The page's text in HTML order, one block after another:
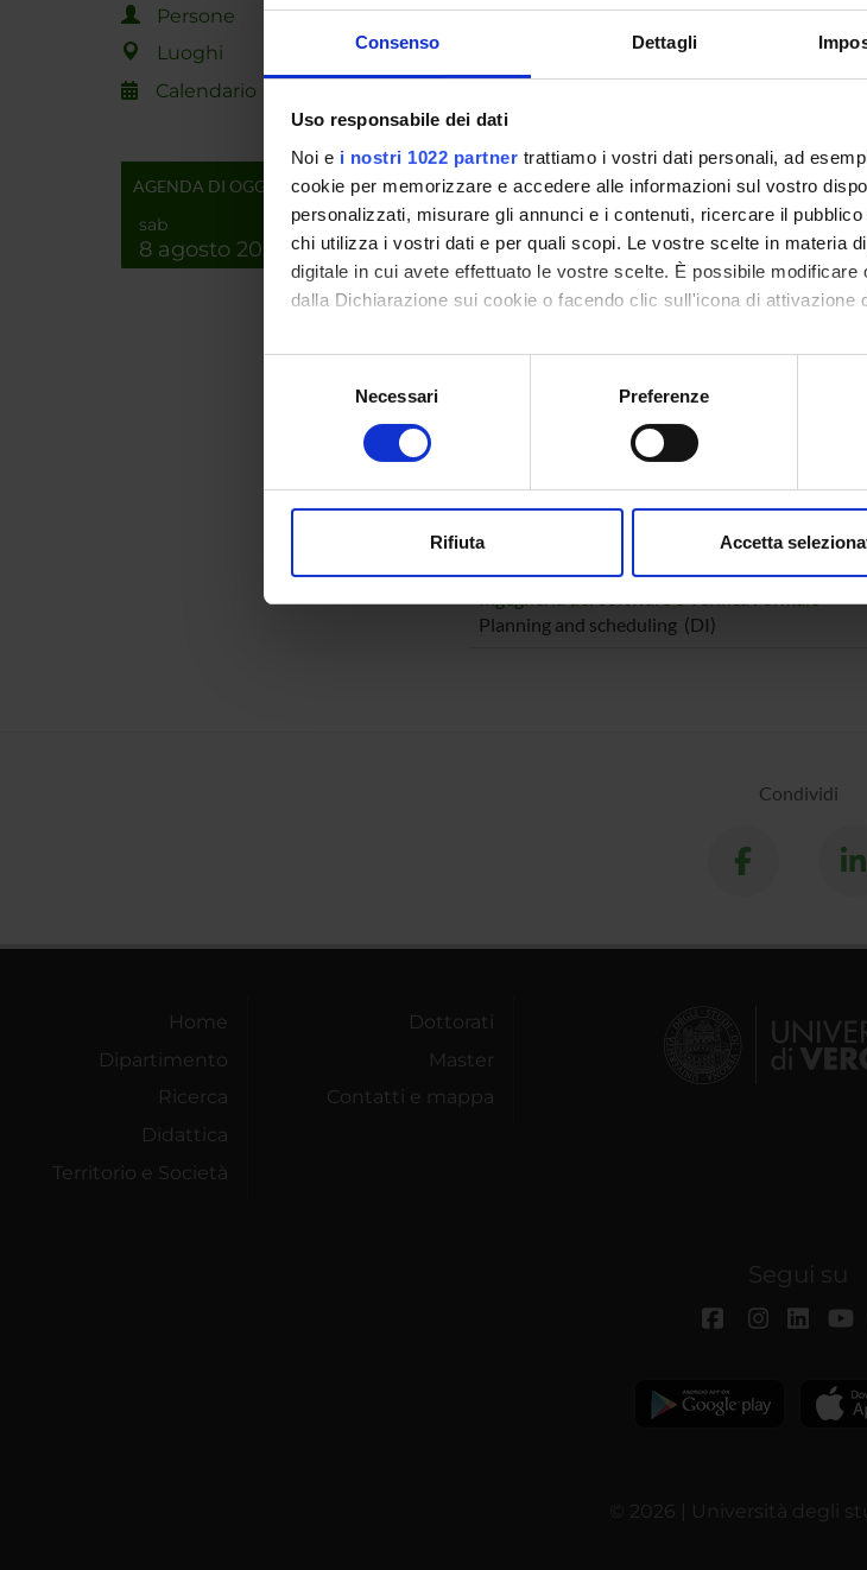
Consenso Dettagli
Uso responsabile dei dati
Noi e i nostri 1022 partner trattiamo i vostri dati personali, ad
cookie per memorizzare e accedere alle informazioni sul vostro
personalizzati, misurare gli annunci e i contenuti, ricercare il
chi utilizza i vostri dati e per quali scopi. Le vostre scelte in materia
digitale in cui avete effettuato le vostre scelte. È possibile
dalla Dichiarazione sui cookie o facendo clic sull'icona di attivazione
Con il tuo consenso, vorremmo anche:
raccogliere informazioni sulla tua posizione geografica, con
digitali).
modificare o ritirare il tuo consenso in qualsiasi momento dalla
di analisi dei dati web, pubblicità e social media, i quali potrebbero
Necessari Preferenze
Rifiuta Accetta
Persone
Luoghi
Calendario
AGENDA DI OGGI
sab
8 agosto 2026
ENTI FINANZIATORI:
Risparmio di Trento e
Rovereto
PARTECIPANTI AL PROGETTO
Alessandro Farinelli Professore
Intelligenza Artificiale
Planning and scheduling (DI)
Ingegneria del Software e Verifica Formale
Planning and scheduling (DI)
Condividi
Home
Dipartimento
Ricerca
Didattica
Territorio e Società
Dottorati
Master
Contatti e mappa
Segui su
© 2026 | Università degli